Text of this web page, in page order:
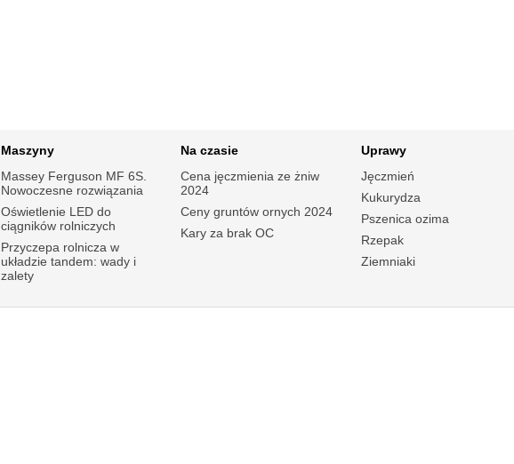
Maszyny
Massey Ferguson MF 6S.
Nowoczesne rozwiązania
Oświetlenie LED do
ciągników rolniczych
Przyczepa rolnicza w
układzie tandem: wady i
zalety
Na czasie
Cena jęczmienia ze żniw
2024
Ceny gruntów ornych 2024
Kary za brak OC
Uprawy
Jęczmień
Kukurydza
Pszenica ozima
Rzepak
Ziemniaki